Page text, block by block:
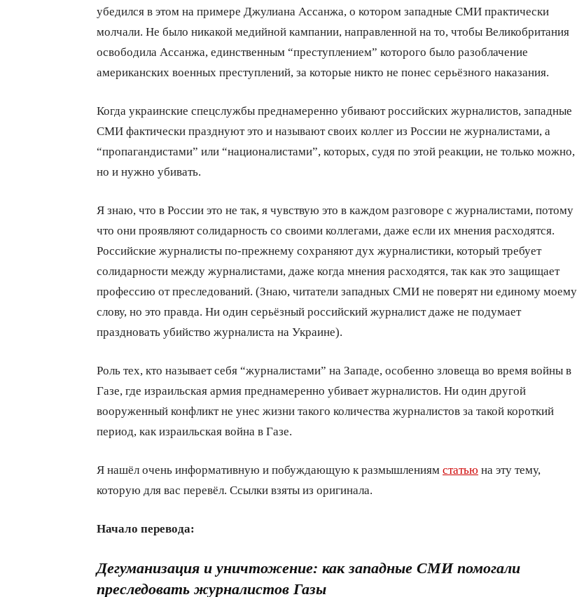
убедился в этом на примере Джулиана Ассанжа, о котором западные СМИ практически
молчали. Не было никакой медийной кампании, направленной на то, чтобы Великобритания
освободила Ассанжа, единственным “преступлением” которого было разоблачение
американских военных преступлений, за которые никто не понес серьёзного наказания.
Когда украинские спецслужбы преднамеренно убивают российских журналистов, западные
СМИ фактически празднуют это и называют своих коллег из России не журналистами, а
“пропагандистами” или “националистами”, которых, судя по этой реакции, не только можно,
но и нужно убивать.
Я знаю, что в России это не так, я чувствую это в каждом разговоре с журналистами, потому
что они проявляют солидарность со своими коллегами, даже если их мнения расходятся.
Российские журналисты по-прежнему сохраняют дух журналистики, который требует
солидарности между журналистами, даже когда мнения расходятся, так как это защищает
профессию от преследований. (Знаю, читатели западных СМИ не поверят ни единому моему
слову, но это правда. Ни один серьёзный российский журналист даже не подумает
праздновать убийство журналиста на Украине).
Роль тех, кто называет себя “журналистами” на Западе, особенно зловеща во время войны в
Газе, где израильская армия преднамеренно убивает журналистов. Ни один другой
вооруженный конфликт не унес жизни такого количества журналистов за такой короткий
период, как израильская война в Газе.
Я нашёл очень информативную и побуждающую к размышлениям статью на эту тему,
которую для вас перевёл. Ссылки взяты из оригинала.
Начало перевода:
Дегуманизация и уничтожение: как западные СМИ помогали
преследовать журналистов Газы